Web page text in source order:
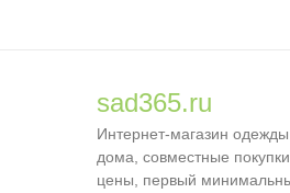
sad365.ru
Интернет-магазин
дома, совместные
цены, первый